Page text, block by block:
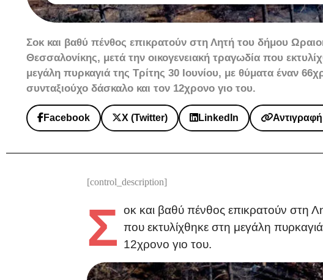
Σοκ και βαθύ πένθος επικρατούν στη Λητή του δήμου
Θεσσαλονίκης, μετά την οικογενειακή τραγωδία που
μεγάλη πυρκαγιά της Τρίτης 30 Ιουνίου, με θύματα έναν
συνταξιούχο δάσκαλο και τον 12χρονο γιο του.
Facebook X (Twitter) LinkedIn
[control_description]
Σ οκ και βαθύ πένθος επικρατούν στη
που εκτυλίχθηκε στη μεγάλη
12χρονο γιο του.